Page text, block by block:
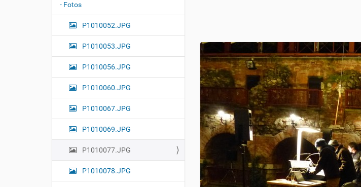
e
e
i
a
o
- Fotos
P1010052.JPG
P1010053.JPG
P1010056.JPG
P1010060.JPG
P1010067.JPG
P1010069.JPG
P1010077.JPG
P1010078.JPG